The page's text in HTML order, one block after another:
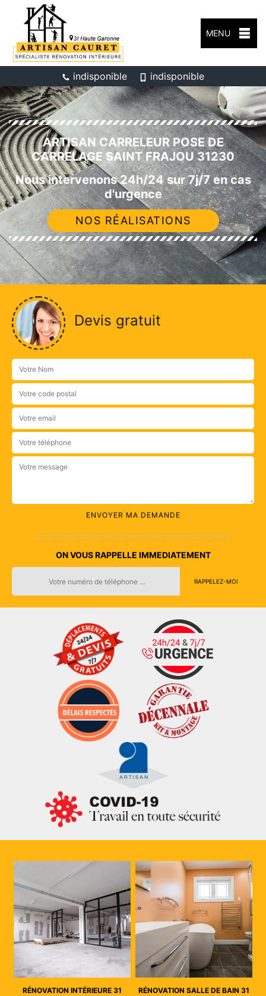
MENU
indisponible indisponible
ARTISAN CARRELEUR POSE DE
CARRELAGE SAINT FRAJOU 31230
Nous intervenons 24h/24 sur 7j/7 en cas
d'urgence
NOS RÉALISATIONS
Devis gratuit
ON VOUS RAPPELLE IMMEDIATEMENT
RÉNOVATION INTÉRIEURE 31 RÉNOVATION SALLE DE BAIN 31